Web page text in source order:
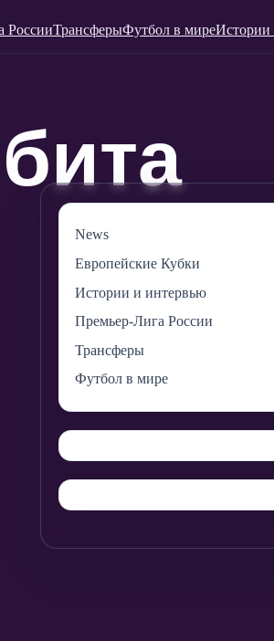
РоссииТрансферыФутбол в миреИстории
News
Европейские Кубки
Истории и интервью
Премьер-Лига России
Трансферы
Футбол в мире